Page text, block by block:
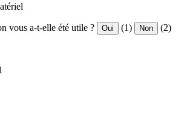
vous a-t-elle été utile ? Oui (1) Non (2)